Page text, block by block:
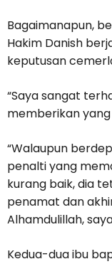
Bagaimanapun,
Hakim Danish
keputusan
“Saya sangat
memberikan
“Walaupun
penalti yang
kurang baik, dia
penamat dan
Alhamdulillah,
Kedua-dua ibu